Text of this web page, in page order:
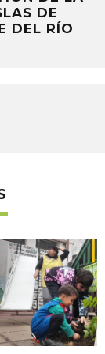
DE
DEL RÍO